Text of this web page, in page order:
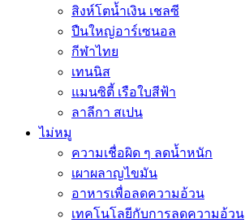
สิงห์โตน้ำเงิน เชลซี
ปืนใหญ่อาร์เซนอล
กีฬาไทย
เทนนิส
แมนซิตี้ เรือใบสีฟ้า
ลาลีกา สเปน
ไม่หมู
ความเชื่อผิด ๆ ลดน้ำหนัก
เผาผลาญไขมัน
อาหารเพื่อลดความอ้วน
เทคโนโลยีกับการลดความอ้วน